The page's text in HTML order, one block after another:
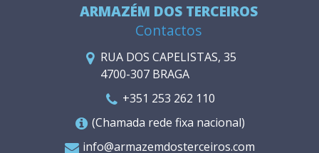
ARMAZÉM DOS TERCEIROS
Contactos
RUA DOS CAPELISTAS, 35
4700-307 BRAGA
+351 253 262 110
(Chamada rede fixa nacional)
info@armazemdosterceiros.com